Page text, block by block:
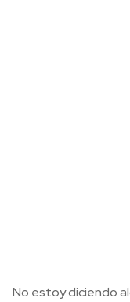
No estoy diciendo